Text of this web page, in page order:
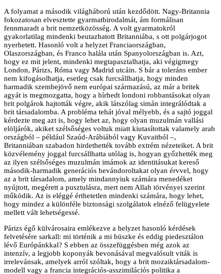
A folyamat a második világháború után kezdődött. Nagy-Britannia
fokozatosan elvesztette gyarmatbirodalmát, ám formálisan
fennmaradt a brit nemzetközösség. A volt gyarmatokról
gyakorlatilag mindenki beutazhatott Britanniába, s ott polgárjogot
nyerhetett. Hasonló volt a helyzet Franciaországban,
Olaszországban, és Franco halála után Spanyolországban is. Azt,
hogy ez mit jelent, mindenki megtapasztalhatja, aki végigmegy
London, Párizs, Róma vagy Madrid utcáin. S bár a toleráns ember
nem kifogásolhatja, esetleg csak furcsállhatja, hogy minden
harmadik szembejövő nem európai származású, az már a britek
agyát is megmozgatta, hogy a hírhedt londoni robbantásokat olyan
brit polgárok hajtották végre, akik látszólag simán integrálódtak a
brit társadalomba. A probléma tehát jóval mélyebb, és a sajtó joggal
kérdezte meg azt is, hogy lehet az, hogy olyan muzulmán vallási
elöljárók, akiket szélsőséges voltuk miatt kiutasítottak valamely arab
országból – például Szaúd-Arábiából vagy Kuvaitból –,
Britanniában szabadon hirdethették tovább extrém nézeteiket. A brit
közvélemény joggal furcsállhatta utólag is, hogyan győzhették meg
az ilyen szélsőséges muzulmán imámok az identitásukat kereső
második-harmadik generációs bevándoroltakat olyan érvvel, hogy
az a brit társadalom, amely mindannyiuk számára menedéket
nyújtott, megérett a pusztulásra, mert nem Allah törvényei szerint
működik. Az is eléggé érthetetlen mindenki számára, hogy lehet,
hogy mindez a különféle biztonsági szolgálatok elnéző felügyelete
mellett vált lehetségessé.
Párizs égő külvárosaira emlékezve a helyzet hasonló kérdések
felvetésére sarkall: mi történik a mi büszke és eddig piedesztálon
lévő Európánkkal? S ebben az összefüggésben még azok az
intenzív, a legjobb koponyák bevonásával megvalósult viták is
irrelevánsak, amelyek arról szóltak, hogy a brit mozaiktársadalom-
modell vagy a francia integrációs-asszimilációs politika a